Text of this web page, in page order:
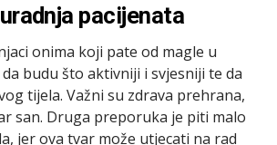
pacijenata
onima koji pate od magle u
budu što aktivniji i svjesniji te da
tijela. Važni su zdrava prehrana,
san. Druga preporuka je piti malo
jer ova tvar može utjecati na rad